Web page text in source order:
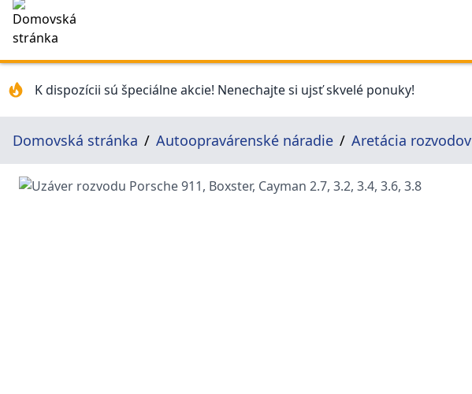
K dispozícii sú špeciálne akcie! Nenechajte si ujsť skvelé ponuky!
Domovská stránka Autoopravárenské náradie Aretácia rozvodov